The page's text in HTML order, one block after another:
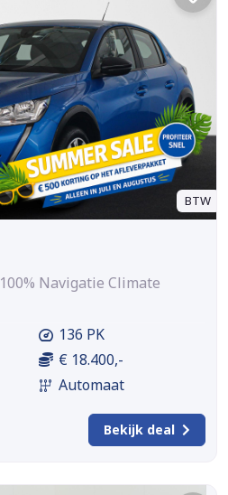
BTW
Navigatie Climate
136 PK
€ 18.400,-
Automaat
Bekijk deal